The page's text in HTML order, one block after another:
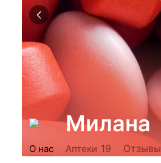
Милана
О нас Аптеки 19
Отзывы